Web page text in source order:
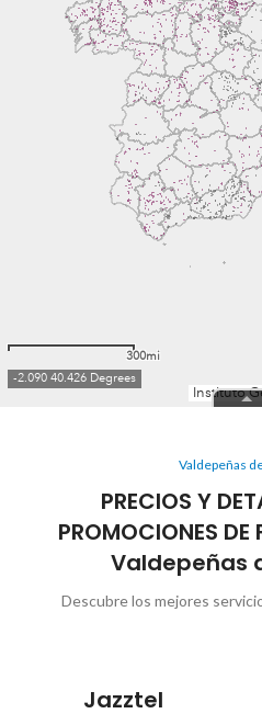
Valdepeñas
PRECIOS Y
PROMOCIONES DE
Valdepeñas
Descubre los mejores
Jazztel